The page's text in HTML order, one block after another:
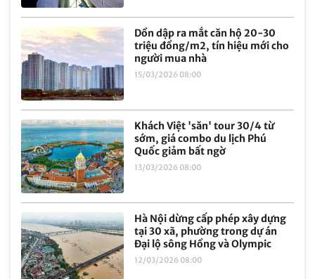
Dồn dập ra mắt căn hộ 20-30
triệu đồng/m2, tín hiệu mới cho
người mua nhà
15/03/2026 08:00
Khách Việt 'săn' tour 30/4 từ
sớm, giá combo du lịch Phú
Quốc giảm bất ngờ
13/03/2026 08:00
Hà Nội dừng cấp phép xây dựng
tại 30 xã, phường trong dự án
Đại lộ sông Hồng và Olympic
12/03/2026 08:00